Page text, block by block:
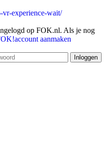
vr-experience-wait/
op FOK.nl. Als je nog
aanmaken